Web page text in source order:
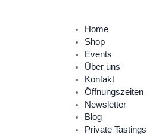
Home
Shop
Events
Über uns
Kontakt
Öffnungszeiten
Newsletter
Blog
Private Tastings